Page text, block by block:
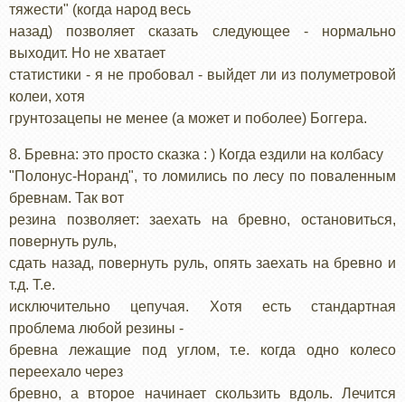
тяжести" (когда народ весь
назад) позволяет сказать следующее - нормально
выходит. Но не хватает
статистики - я не пробовал - выйдет ли из полуметровой
колеи, хотя
грунтозацепы не менее (а может и поболее) Боггера.
8. Бревна: это просто сказка : ) Когда ездили на колбасу
"Полонус-Норанд", то ломились по лесу по поваленным
бревнам. Так вот
резина позволяет: заехать на бревно, остановиться,
повернуть руль,
сдать назад, повернуть руль, опять заехать на бревно и
т.д. Т.е.
исключительно цепучая. Хотя есть стандартная
проблема любой резины -
бревна лежащие под углом, т.е. когда одно колесо
переехало через
бревно, а второе начинает скользить вдоль. Лечится